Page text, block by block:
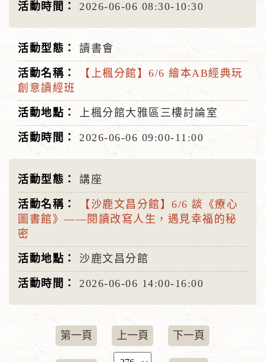
2026-06-06 08:30-10:30
讀書會
【上楓分館】6/6 繪本AB經典玩
創意讀經班
上楓分館大雅區三樓討論室
2026-06-06 09:00-11:00
講座
【沙鹿文昌分館】6/6 談《療心
圖書館》——閱讀改寫人生，遇見幸福的秘
密
沙鹿文昌分館
2026-06-06 14:00-16:00
第一頁 上一頁 下一頁